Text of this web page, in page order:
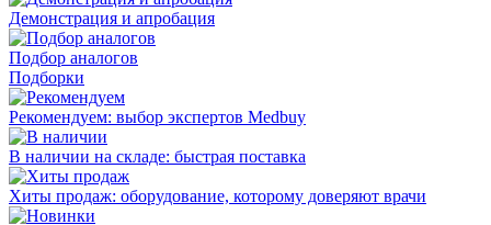
Демонстрация и апробация
Подбор аналогов
Подборки
Рекомендуем: выбор экспертов Medbuy
В наличии на складе: быстрая поставка
Хиты продаж: оборудование, которому доверяют врачи